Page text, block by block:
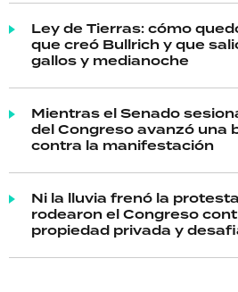
Ley de Tierras: cómo
que creó Bullrich y que
gallos y medianoche
Mientras el Senado
del Congreso avanzó una
contra la manifestación
Ni la lluvia frenó la
rodearon el Congreso
propiedad privada y